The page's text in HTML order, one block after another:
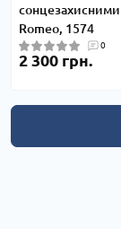
Romeo, 1574
0
2 300 грн.